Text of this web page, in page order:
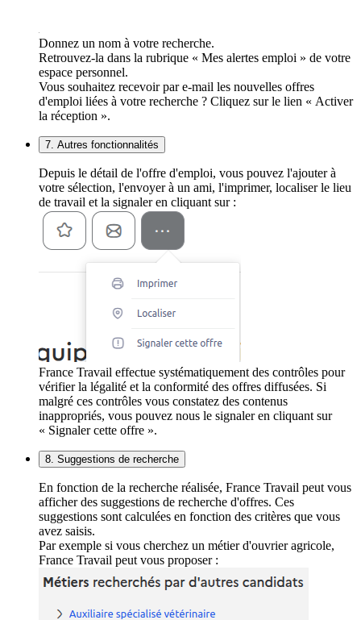
Donnez un nom à votre recherche.
Retrouvez-la dans la rubrique « Mes alertes emploi » de votre
espace personnel.
Vous souhaitez recevoir par e-mail les nouvelles offres
d'emploi liées à votre recherche ? Cliquez sur le lien « Activer
la réception ».
7. Autres fonctionnalités
Depuis le détail de l'offre d'emploi, vous pouvez l'ajouter à
votre sélection, l'envoyer à un ami, l'imprimer, localiser le lieu
de travail et la signaler en cliquant sur :
France Travail effectue systématiquement des contrôles pour
vérifier la légalité et la conformité des offres diffusées. Si
malgré ces contrôles vous constatez des contenus
inappropriés, vous pouvez nous le signaler en cliquant sur
« Signaler cette offre ».
8. Suggestions de recherche
En fonction de la recherche réalisée, France Travail peut vous
afficher des suggestions de recherche d'offres. Ces
suggestions sont calculées en fonction des critères que vous
avez saisis.
Par exemple si vous cherchez un métier d'ouvrier agricole,
France Travail peut vous proposer :